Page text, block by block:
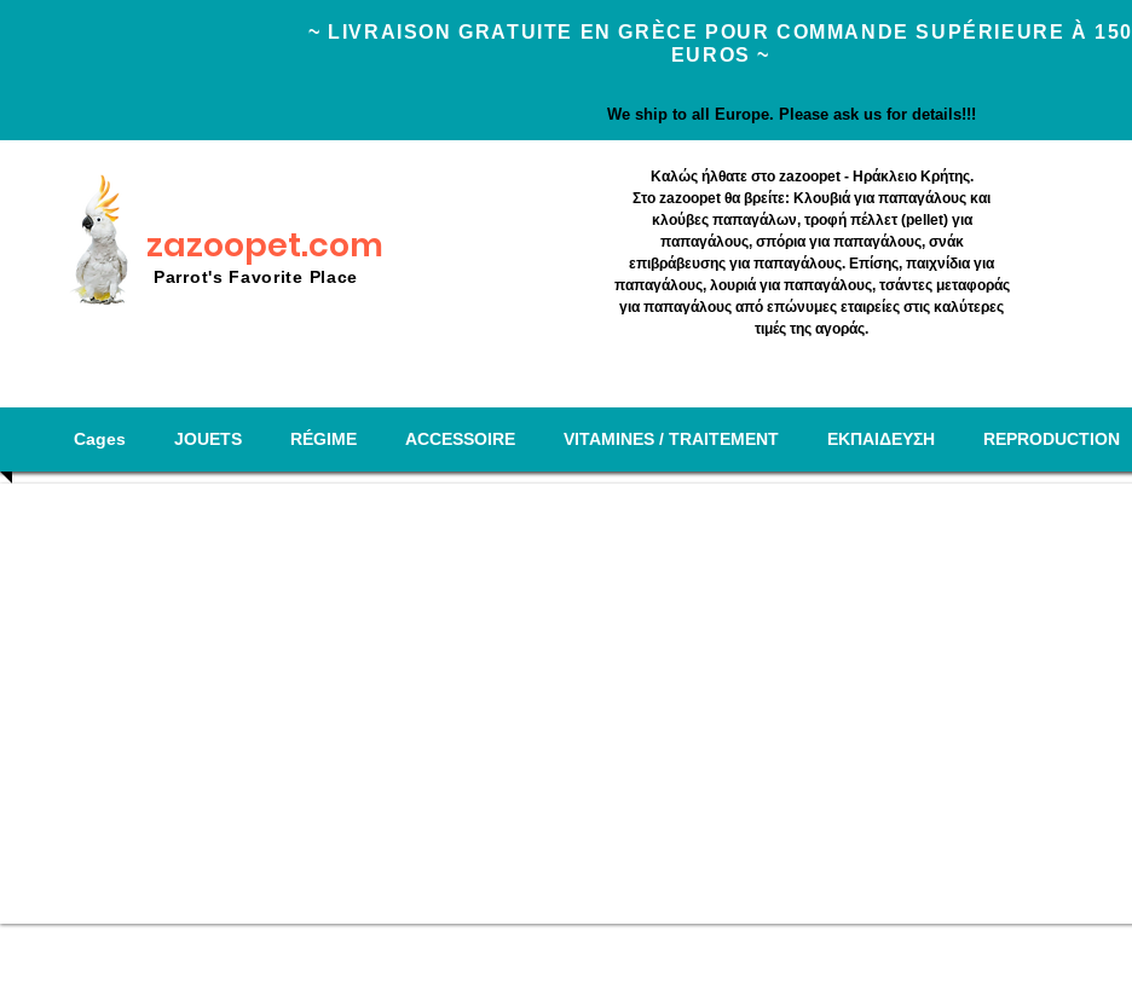
~ LIVRAISON GRATUITE EN GRÈCE POUR COMMANDE SUPÉRIEURE À 150
EUROS ~
We ship to all Europe. Please ask us for details!!!
zazoopet.com
Parrot's Favorite Place
Καλώς ήλθατε στο zazoopet - Ηράκλειο Κρήτης.
Στο zazoopet θα βρείτε: Κλουβιά για παπαγάλους και
κλούβες παπαγάλων, τροφή πέλλετ (pellet) για
παπαγάλους, σπόρια για παπαγάλους, σνάκ
επιβράβευσης για παπαγάλους. Επίσης, παιχνίδια για
παπαγάλους, λουριά για παπαγάλους, τσάντες μεταφοράς
για παπαγάλους από επώνυμες εταιρείες στις καλύτερες
τιμές της αγοράς.
Cages JOUETS RÉGIME ACCESSOIRE VITAMINES / TRAITEMENT EΚΠΑΙΔΕΥΣΗ REPRODUCTION